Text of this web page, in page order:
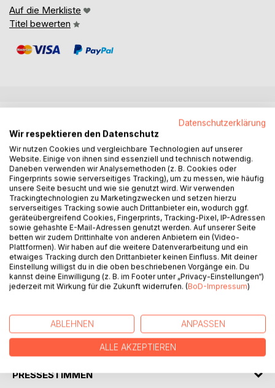
Auf die Merkliste
Titel bewerten
Im Jahr 2005 erhält Adrian Schlayer unerwartet Besuch von
Vigdis, einer Schönheit aus Island. Sie spricht für ihn völlig
unverständlich. Eine Stunde später stehen er und seine
Besucherin vor zwei übel zugerichteten Leichen. Damit
beginnt für Adrian eine Jagd um den halben Globus. Er lernt
dabei die Welt des Esperanto kennen. Mitglieder eines
weltumspannenden Netzwerkes dieser Kunstsprache
helfen ihm und seiner Begleiterin weiter. Nur knapp
entrinnen Adrian und Vigdis dem Tod unter anderem auch
deshalb, weil Adrian rasend schnell Downhill fährt. Beim
Show-Down auf Island steht Adrian mit seinem
Mountainbike vor der steilsten Abfahrt seines Lebens.
AUTOR/IN
PRESSESTIMMEN
Datenschutzerklärung
Wir respektieren den Datenschutz
Wir nutzen Cookies und vergleichbare Technologien auf unserer
Website. Einige von ihnen sind essenziell und technisch notwendig.
Daneben verwenden wir Analysemethoden (z. B. Cookies oder
Fingerprints sowie serverseitiges Tracking), um zu messen, wie häufig
unsere Seite besucht und wie sie genutzt wird. Wir verwenden
Trackingtechnologien zu Marketingzwecken und setzen hierzu
serverseitiges Tracking sowie auch Drittanbieter ein, wodurch ggf.
geräteübergreifend Cookies, Fingerprints, Tracking-Pixel, IP-Adressen
sowie gehashte E-Mail-Adressen genutzt werden. Auf unserer Seite
betten wir zudem Drittinhalte von anderen Anbietern ein (Video-
Plattformen). Wir haben auf die weitere Datenverarbeitung und ein
etwaiges Tracking durch den Drittanbieter keinen Einfluss. Mit deiner
Einstellung willigst du in die oben beschriebenen Vorgänge ein. Du
kannst deine Einwilligung (z. B. im Footer unter „Privacy-Einstellungen“)
jederzeit mit Wirkung für die Zukunft widerrufen. (BoD-Impressum)
ABLEHNEN ANPASSEN
ALLE AKZEPTIEREN